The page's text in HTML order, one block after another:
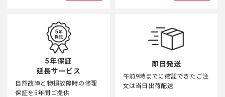
5年保証
延長サービス
自然故障と物損故障時の修理
保証を5年間ご提供
即日発送
午前9時までに確認できたご注
文は当日出荷配送